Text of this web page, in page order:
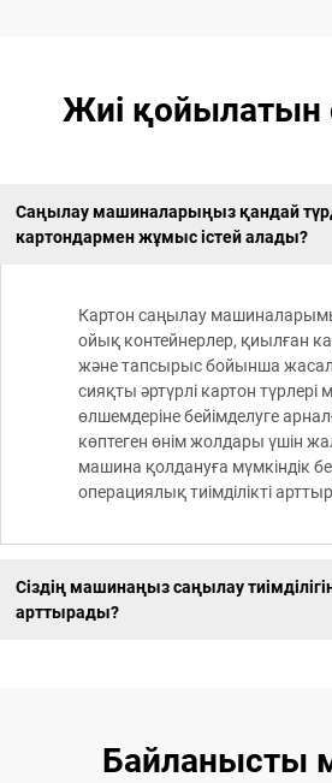
Жиі қойылатын
Саңылау машиналарыңыз қандай
картондармен жұмыс істей алады?
Картон саңылау
ойық контейнерлер, қиылған
және тапсырыс бойынша
сияқты әртүрлі картон түрлері
өлшемдеріне бейімделуге
көптеген өнім жолдары үшін
машина қолдануға мүмкіндік
операциялық тиімділікті
Сіздің машинаңыз саңылау
арттырады?
Байланысты